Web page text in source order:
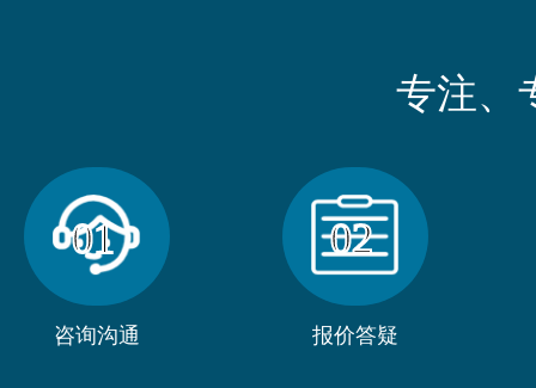
专注、
01
咨询沟通
02
报价答疑